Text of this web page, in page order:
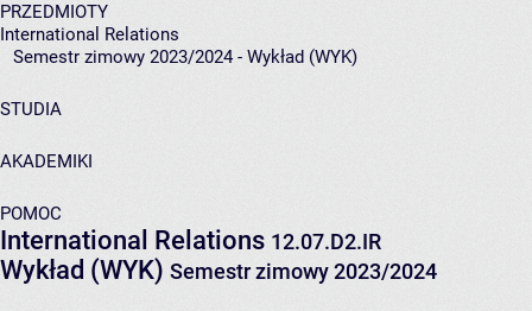
PRZEDMIOTY
International Relations
Semestr zimowy 2023/2024 - Wykład (WYK)
STUDIA
AKADEMIKI
POMOC
International Relations 12.07.D2.IR
Wykład (WYK) Semestr zimowy 2023/2024